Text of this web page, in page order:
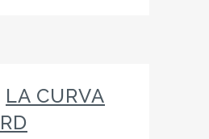
LA CURVA